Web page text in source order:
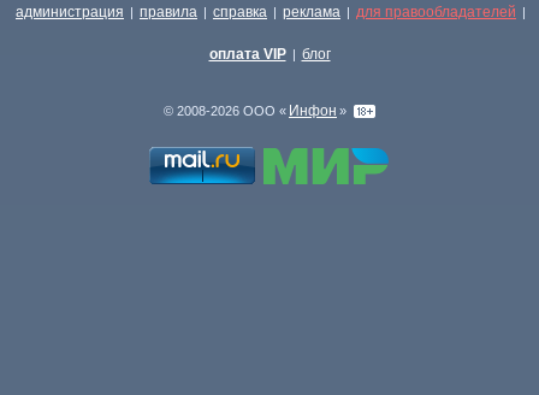
администрация | правила | справка | реклама | для правообладателей |
оплата VIP | блог
© 2008-2026 ООО « Инфон »